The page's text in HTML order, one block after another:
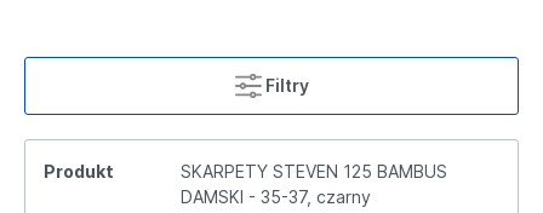
Filtry
Produkt
SKARPETY STEVEN 125 BAMBUS
DAMSKI - 35-37, czarny